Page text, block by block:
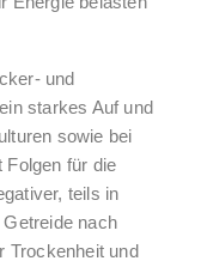
und
starkes Auf und
sowie bei
Folgen für die
teils in
nach
Trockenheit und